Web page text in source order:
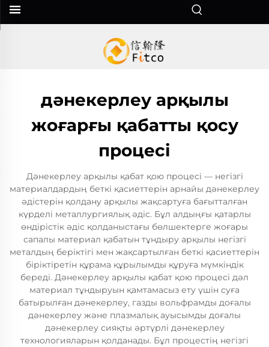
дәнекерлеу арқылы
жоғарғы қабатты қосу
процесі
Дәнекерлеу арқылы қабат қою процесі — негізгі
материалдардың беткі қасиеттерін арнайы дәнекерлеу
әдістерін қолдану арқылы жақсартуға бағытталған
күрделі металлургиялық әдіс. Бұл алдыңғы қатарлы
өндірістік әдіс қолданыстағы бөлшектерге жоғары
сапалы материал қабатын тұндыру арқылы негізгі
металдың беріктігі мен жақсартылған беткі қасиеттерін
біріктіретін құрама құрылымды құруға мүмкіндік
береді. Дәнекерлеу арқылы қабат қою процесі дәл
материал тұндыруын қамтамасыз ету үшін суға
батырылған дәнекерлеу, газды вольфрамды доғалы
дәнекерлеу және плазмалық ауысымды доғалы
дәнекерлеу сияқты әртүрлі дәнекерлеу
технологияларын қолданады. Бұл процестің негізгі